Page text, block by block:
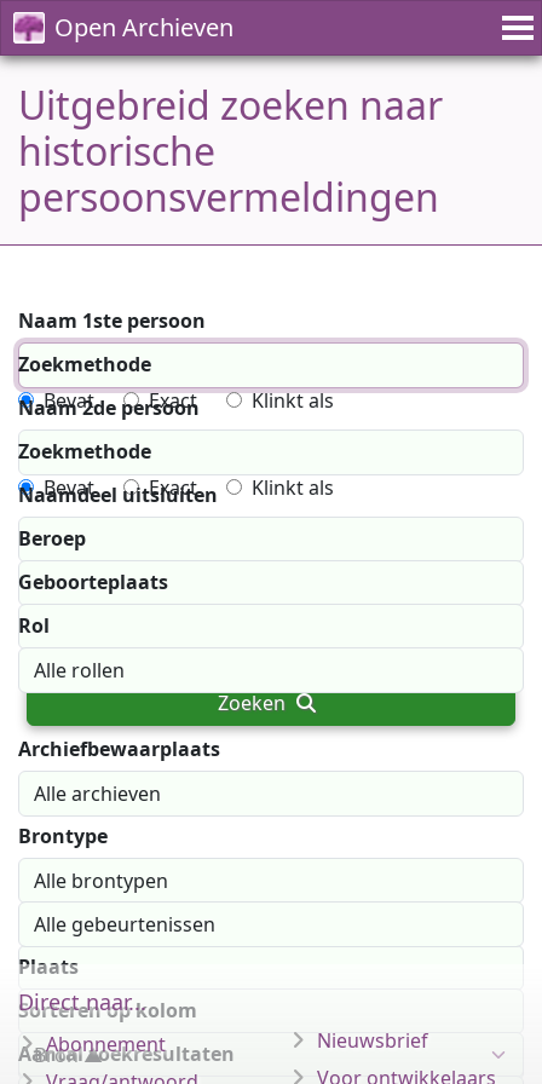
Open Archieven
Uitgebreid zoeken naar
historische
persoonsvermeldingen
Naam 1ste persoon
Zoekmethode
Bevat Exact Klinkt als
Naam 2de persoon
Zoekmethode
Bevat
Exact Klinkt als
Naamdeel uitsluiten
Beroep
Geboorteplaats
Rol
Zoeken
Archiefbewaarplaats
Geselecteerde archief uitsluiten
Brontype
Gebeurtenis
Periode
Plaats
Sorteren op kolom
Aantal zoekresultaten
Direct naar...
Abonnement
Nieuwsbrief
Voor ontwikkelaars